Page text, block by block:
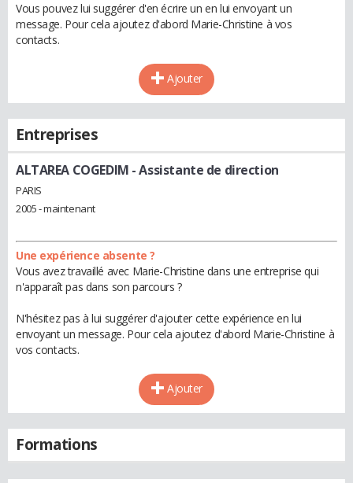
Vous pouvez lui suggérer d'en écrire un en lui envoyant un
message. Pour cela ajoutez d'abord Marie-Christine à vos
contacts.
Ajouter
Entreprises
ALTAREA COGEDIM - Assistante de direction
PARIS
2005 - maintenant
Une expérience absente ?
Vous avez travaillé avec Marie-Christine dans une entreprise qui
n'apparaît pas dans son parcours ?
N'hésitez pas à lui suggérer d'ajouter cette expérience en lui
envoyant un message. Pour cela ajoutez d'abord Marie-Christine à
vos contacts.
Ajouter
Formations